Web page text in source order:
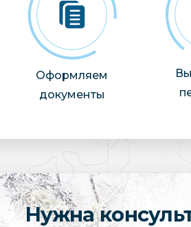
Оформляем
документы
Нужна